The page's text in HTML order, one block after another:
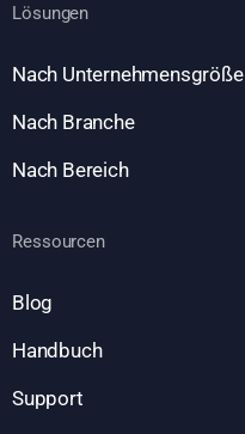
Lösungen
Nach Unternehmensgröße
Nach Branche
Nach Bereich
Ressourcen
Blog
Handbuch
Support